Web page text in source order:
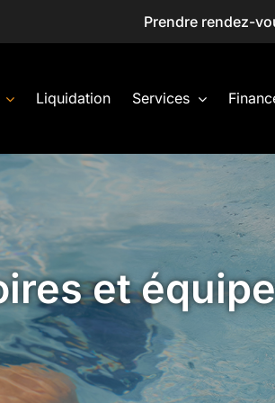
Prendre rendez-
Liquidation Services
et